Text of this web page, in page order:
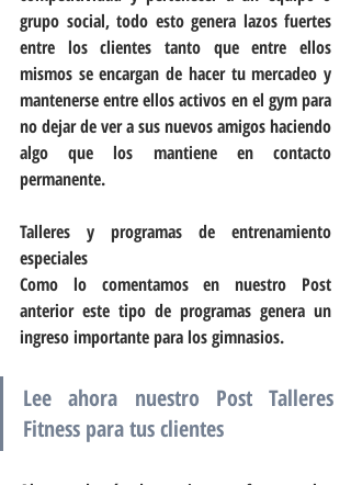
grupo social, todo esto genera lazos fuertes
entre los clientes tanto que entre ellos
mismos se encargan de hacer tu mercadeo y
mantenerse entre ellos activos en el gym para
no dejar de ver a sus nuevos amigos haciendo
algo que los mantiene en contacto
permanente.
Talleres y programas de entrenamiento
especiales
Como lo comentamos en nuestro Post
anterior este tipo de programas genera un
ingreso importante para los gimnasios.
Lee ahora nuestro Post Talleres
Fitness para tus clientes